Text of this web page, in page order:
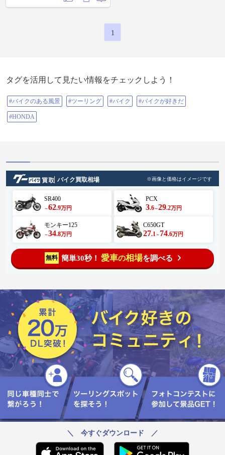
1
タグを活用して見たい情報をチェックしよう！
#バイクのある風景 #ツーリング #バイク #バイクが好きだ
#HONDA
バイク買取相場 ※画像と価格はイメージです
SR400
～62.9万円
PCX
3.6～29.2万円
モンキー125
～34.8万円
C650GT
27.1 ～ 74.6万円
無料 簡単30秒！ 愛車の相場を調べる
＼ 今すぐダウンロード ／